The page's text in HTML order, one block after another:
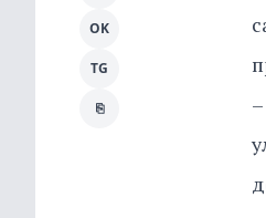
OK
TG
⎘